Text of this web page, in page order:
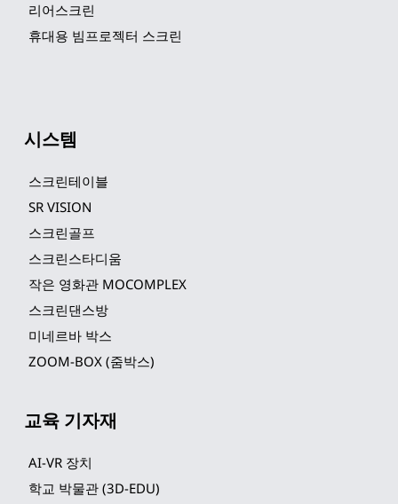
리어스크린
휴대용 빔프로젝터 스크린
시스템
스크린테이블
SR VISION
스크린골프
스크린스타디움
작은 영화관 MOCOMPLEX
스크린댄스방
미네르바 박스
ZOOM-BOX (줌박스)
교육 기자재
AI-VR 장치
학교 박물관 (3D-EDU)